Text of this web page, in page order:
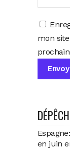
mon
en juin